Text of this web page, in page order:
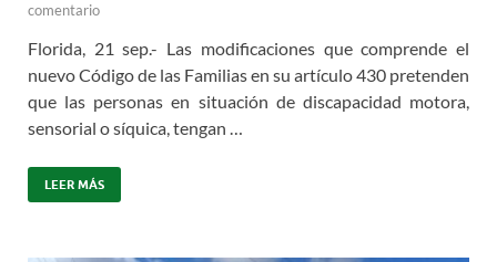
comentario
Florida, 21 sep.- Las modificaciones que comprende el
nuevo Código de las Familias en su artículo 430 pretenden
que las personas en situación de discapacidad motora,
sensorial o síquica, tengan …
LEER MÁS